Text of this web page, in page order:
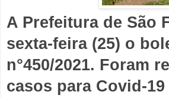
A Prefeitura de São
sexta-feira (25) o
n°450/2021. Foram
casos para Covid-